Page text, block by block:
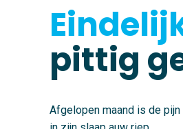
pittig
Afgelopen maand is de